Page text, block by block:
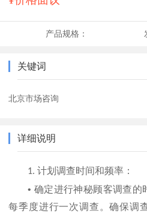
产品规格：
关键词
北京市场咨询
详细说明
1.计划调查时间和频率：
• 确定进行神秘顾客调查的
每季度进行一次调查。确保调